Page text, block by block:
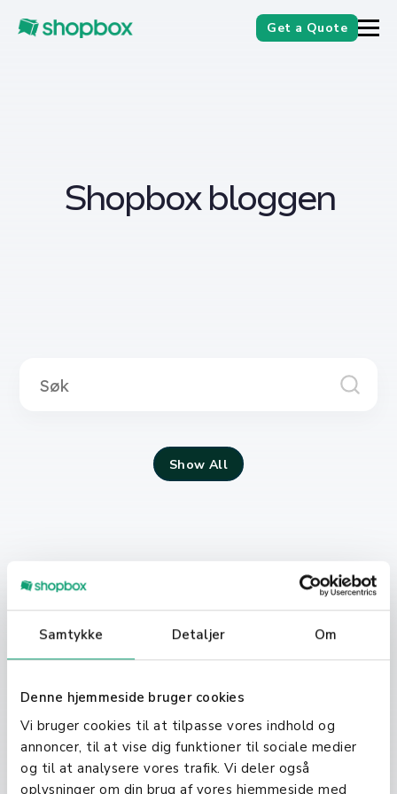
Samtykke Detaljer Om
Denne hjemmeside bruger cookies
Vi bruger cookies til at tilpasse vores indhold og
annoncer, til at vise dig funktioner til sociale medier
og til at analysere vores trafik. Vi deler også
oplysninger om din brug af vores hjemmeside med
Get a Quote
Shopbox bloggen
Show All
Get a Quote
our features, including our support,
for 14 days. Join us today at no cost
and discover the difference for
yourself.